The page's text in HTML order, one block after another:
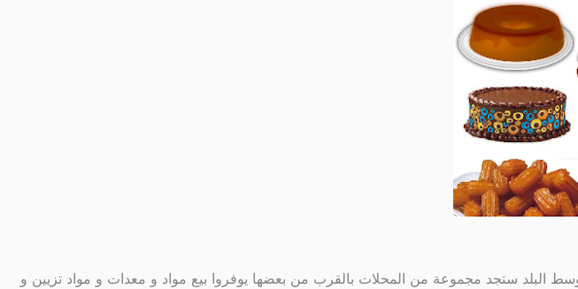
البلد ستجد مجموعة من المحلات بالقرب من بعضها يوفروا بيع مواد و معدات و مواد تزيين و